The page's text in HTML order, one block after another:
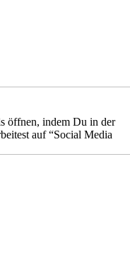
öffnen, indem Du in der
auf “Social Media